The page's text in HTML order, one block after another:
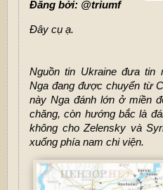
Đăng bởi: @triumf
Đây cụ ạ.
Nguồn tin Ukraineđưa tin
Nga đang được chuyển từ
này Nga đánh lớn ở miền
chăng, còn hướng bắc là
không cho Zelensky và
xuống phía nam chi viện.